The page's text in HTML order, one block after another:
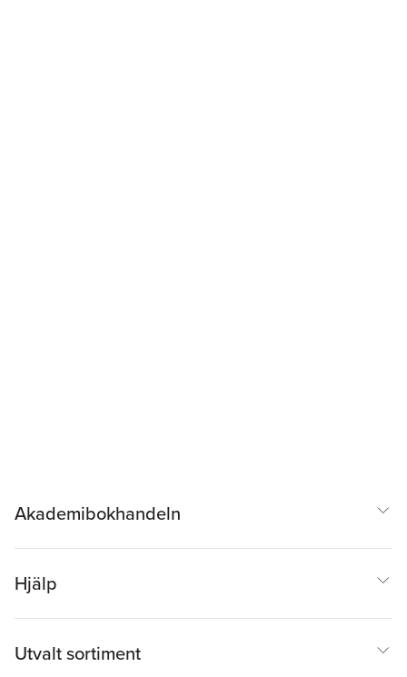
Akademibokhandeln
Hjälp
Utvalt sortiment